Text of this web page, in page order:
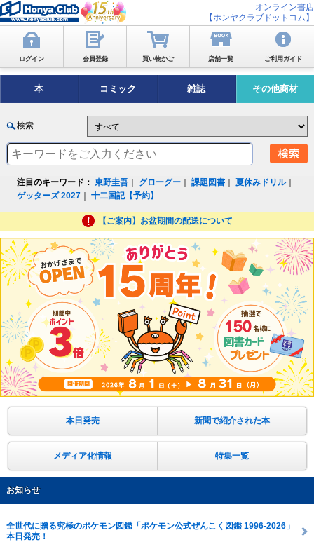
オンライン書店
【ホンヤクラブドットコム】
ログイン 会員登録 買い物かご 店舗一覧 ご利用ガイド
本 コミック 雑誌 その他商材
検索
注目のキーワード： 東野圭吾 グローグー ｜課題図書 ｜夏休みドリル｜
ゲッターズ 2027 ｜十二国記【予約】
【ご案内】お盆期間の配送について
本日発売 新聞で紹介された本
メディア化情報 特集一覧
お知らせ
全世代に贈る究極のポケモン図鑑「ポケモン公式ぜんこく図鑑 1996-2026」
本日発売！